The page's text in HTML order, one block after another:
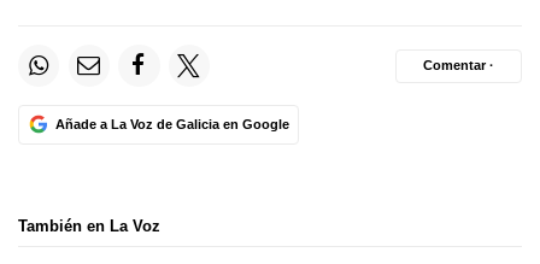
Añade a La Voz de Galicia en Google
Comentar ·
También en La Voz